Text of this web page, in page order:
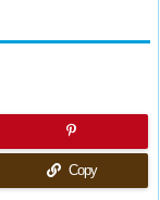
検索
Copy